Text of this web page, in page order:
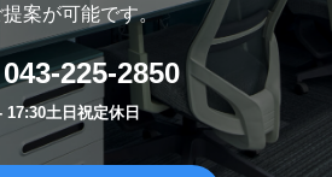
案が可能です。
043-225-2850
17:30土日祝定休日